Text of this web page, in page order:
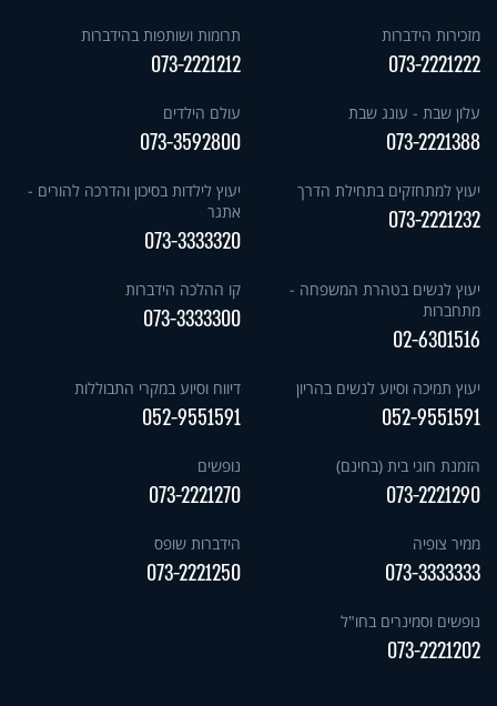
מזכירות הידברות
073-2221222
תרומות ושותפות בהידברות
073-2221212
עלון שבת - עונג שבת
073-2221388
עולם הילדים
073-3592800
יעוץ למתחזקים בתחילת הדרך
073-2221232
יעוץ לילדות בסיכון והדרכה להורים -
אתגר
073-3333320
יעוץ לנשים בטהרת המשפחה -
מתחברות
02-6301516
קו ההלכה הידברות
073-3333300
יעוץ תמיכה וסיוע לנשים בהריון
052-9551591
דיווח וסיוע במקרי התבוללות
052-9551591
הזמנת חוגי בית (בחינם)
073-2221290
נופשים
073-2221270
ממיר צופיה
073-3333333
הידברות שופס
073-2221250
נופשים וסמינרים בחו"ל
073-2221202